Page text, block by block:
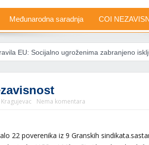
Međunarodna saradnja COI
ugroženima zabranjeno isključivanje struje
Nema komentara
22 poverenika iz 9 Granskih